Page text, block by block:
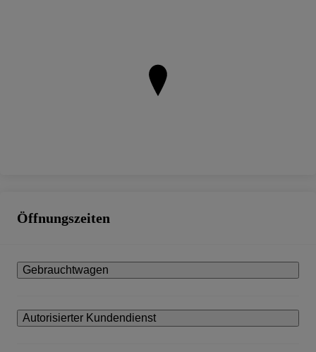
Öffnungszeiten
Gebrauchtwagen
Autorisierter Kundendienst